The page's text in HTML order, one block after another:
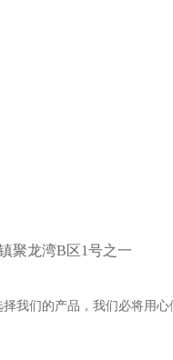
聚龙湾B区1号之一
我们的产品，我们必将用心